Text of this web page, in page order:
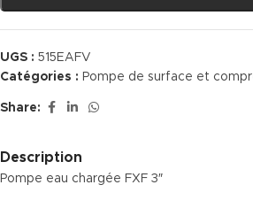
UGS : 515EAFV
Catégories : Pompe de surface et
Share:
Description
Pompe eau chargée FXF 3″